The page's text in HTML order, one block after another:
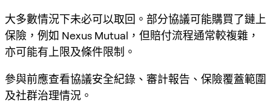
大多數情況下未必可以取回。部分協議可能購買了鏈上
保險，例如 Nexus Mutual，但賠付流程通常較複雜，
亦可能有上限及條件限制。
參與前應查看協議安全紀錄、審計報告、保險覆蓋範圍
及社群治理情況。